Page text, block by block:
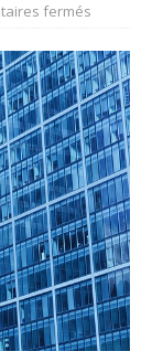
fermés